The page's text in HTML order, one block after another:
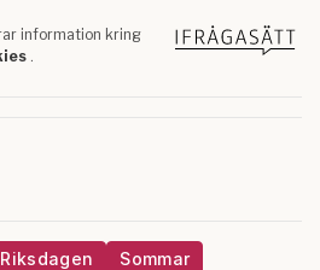
Riksdagen
Sommar